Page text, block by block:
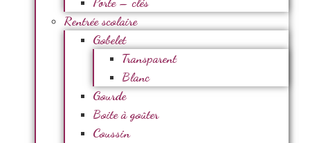
Rentrée scolaire
Gobelet
Transparent
Blanc
Gourde
Boite à goûter
Coussin